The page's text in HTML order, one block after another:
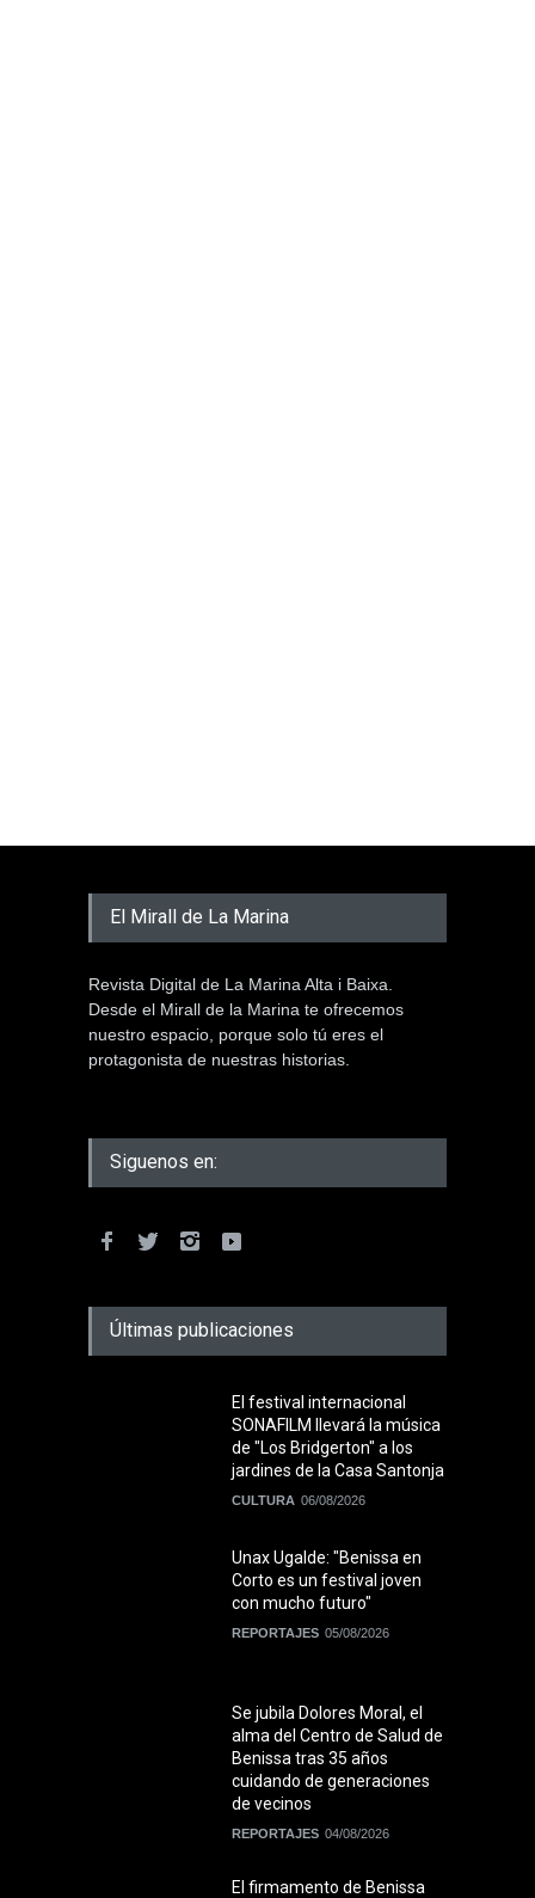
El Mirall de La Marina
Revista Digital de La Marina Alta i Baixa.
Desde el Mirall de la Marina te ofrecemos
nuestro espacio, porque solo tú eres el
protagonista de nuestras historias.
Siguenos en:
Últimas publicaciones
El festival internacional
SONAFILM llevará la música
de "Los Bridgerton" a los
jardines de la Casa Santonja
CULTURA 06/08/2026
Unax Ugalde: "Benissa en
Corto es un festival joven
con mucho futuro"
REPORTAJES 05/08/2026
Se jubila Dolores Moral, el
alma del Centro de Salud de
Benissa tras 35 años
cuidando de generaciones
de vecinos
REPORTAJES 04/08/2026
El firmamento de Benissa